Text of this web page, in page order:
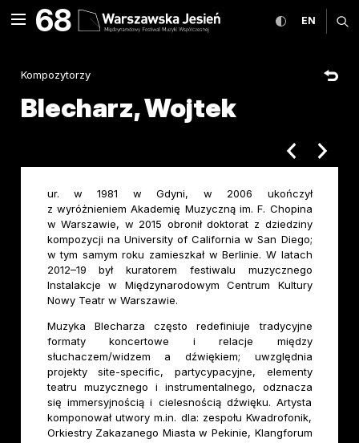
Blecharz, Wojtek
rozwiń menu
MENU68 przełącz
EN
Kompozytorzy
Blecharz, Wojtek
poprzedni
ur. w 1981 w Gdyni, w 2006 ukończył
z wyróżnieniem Akademię Muzyczną im. F. Chopina
w Warszawie, w 2015 obronił doktorat z dziedziny
kompozycji na University of California w San Diego;
w tym samym roku zamieszkał w Berlinie. W latach
2012–19 był kuratorem festiwalu muzycznego
Instalakcje w Międzynarodowym Centrum Kultury
Nowy Teatr w Warszawie.
Muzyka Blecharza często redefiniuje tradycyjne
formaty koncertowe i relacje między
słuchaczem/widzem a dźwiękiem; uwzględnia
projekty site-specific, partycypacyjne, elementy
teatru muzycznego i instrumentalnego, odznacza
się immersyjnością i cielesnością dźwięku. Artysta
komponował utwory m.in. dla: zespołu Kwadrofonik,
Orkiestry Zakazanego Miasta w Pekinie, Klangforum